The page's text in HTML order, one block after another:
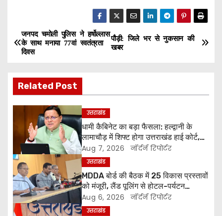
P
o
s
t
n
a
v
i
g
पौड़ी: जिले भर से नुकसान की
खबर
जनपद चमोली पुलिस ने हर्षोल्लास
के साथ मनाया 77वां स्वतंत्रता
दिवस
Related Post
उत्तराखंड
धामी कैबिनेट का बड़ा फैसला: हल्द्वानी के
लामाचौड़ में शिफ्ट होगा उत्तराखंड हाई कोर्ट,
अन्य महत्वपूर्ण फैसले
Aug 7, 2026 नॉर्दर्न रिपोर्टर
उत्तराखंड
MDDA बोर्ड की बैठक में 25 विकास प्रस्तावों
को मंजूरी, लैंड पूलिंग से होटल-पर्यटन
परियोजनाओं को मिलेगी रफ्तार
Aug 6, 2026 नॉर्दर्न रिपोर्टर
उत्तराखंड